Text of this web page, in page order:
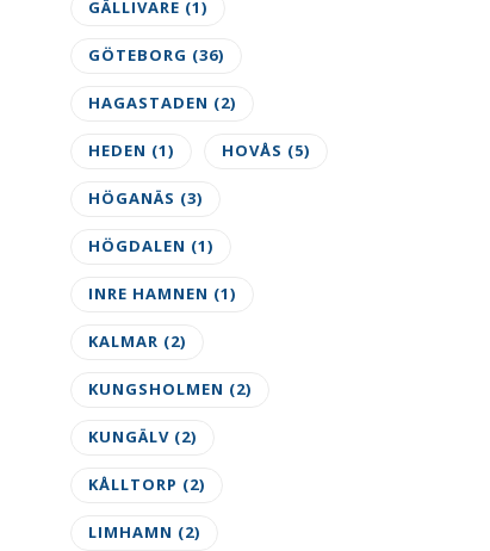
GÄLLIVARE (1)
GÖTEBORG (36)
HAGASTADEN (2)
HEDEN (1) HOVÅS (5)
HÖGANÄS (3)
HÖGDALEN (1)
INRE HAMNEN (1)
KALMAR (2)
KUNGSHOLMEN (2)
KUNGÄLV (2)
KÅLLTORP (2)
LIMHAMN (2)